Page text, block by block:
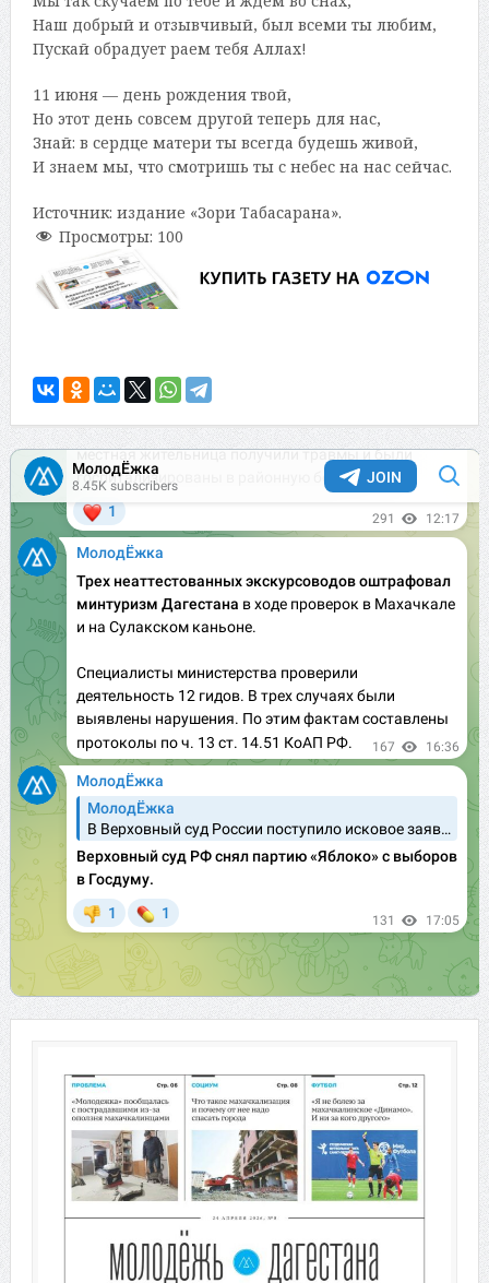
Наш добрый и отзывчивый, был всеми ты любим,
Пускай обрадует раем тебя Аллах!
11 июня — день рождения твой,
Но этот день совсем другой теперь для нас,
Знай: в сердце матери ты всегда будешь живой,
И знаем мы, что смотришь ты с небес на нас сейчас.
Источник: издание «Зори Табасарана».
Просмотры: 100